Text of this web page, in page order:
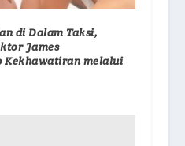
di Dalam Taksi,
James
Kekhawatiran melalui